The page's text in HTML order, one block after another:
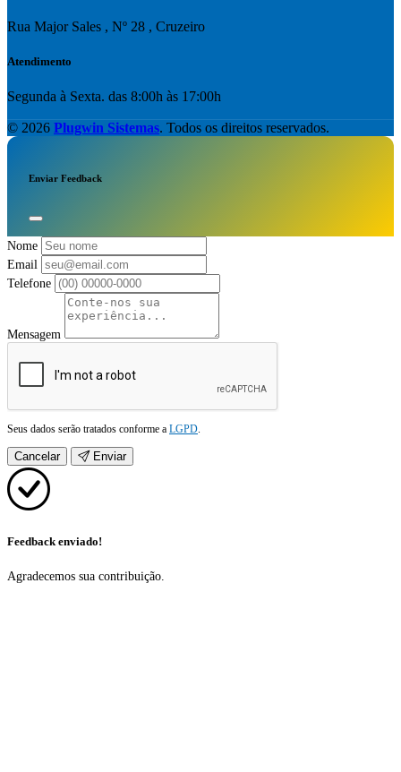
Rua Major Sales , Nº 28 , Cruzeiro
Atendimento
Segunda à Sexta. das 8:00h às 17:00h
© 2026 Plugwin Sistemas. Todos os direitos reservados.
Enviar Feedback
Nome
Email
Telefone
Mensagem
Seus dados serão tratados conforme a LGPD.
Cancelar Enviar
Feedback enviado!
Agradecemos sua contribuição.